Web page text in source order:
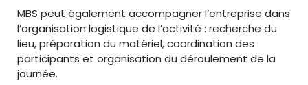
MBS peut également accompagner l’entreprise dans
l’organisation logistique de l’activité : recherche du
lieu, préparation du matériel, coordination des
participants et organisation du déroulement de la
journée.